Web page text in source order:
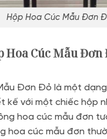
Hộp Hoa Cúc Mẫu Đơn
Hoa Cúc Mẫu
Đơn Đỏ là một
kế với một chiếc hộp
hoa cúc mẫu đơn
hoa cúc mẫu đơn